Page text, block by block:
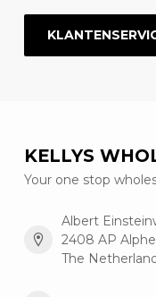
KELLYS
Your one stop
Albert
2408 AP
The